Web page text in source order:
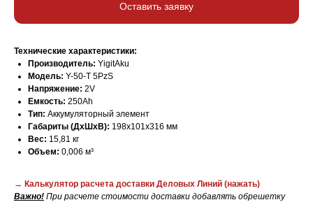
Оставить заявку
Технические характеристики:
Производитель: YigitAku
Модель: Y-50-T 5PzS
Напряжение: 2V
Емкость: 250Ah
Тип: Аккумуляторный элемент
Габариты (ДхШхВ): 198х101х316 мм
Вес: 15,81 кг
Объем: 0,006 м³
→ Калькулятор расчета доставки Деловых Линий (нажать)
Важно! При расчете стоимости доставки добавлять обрешетку